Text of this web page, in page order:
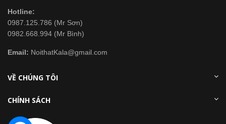
Hotline:
0987.125.786 (Mr Sơn)
0982.668.994 (Mr Bình)
Email: NoithatKala@gmail.com
VỀ CHÚNG TÔI
CHÍNH SÁCH